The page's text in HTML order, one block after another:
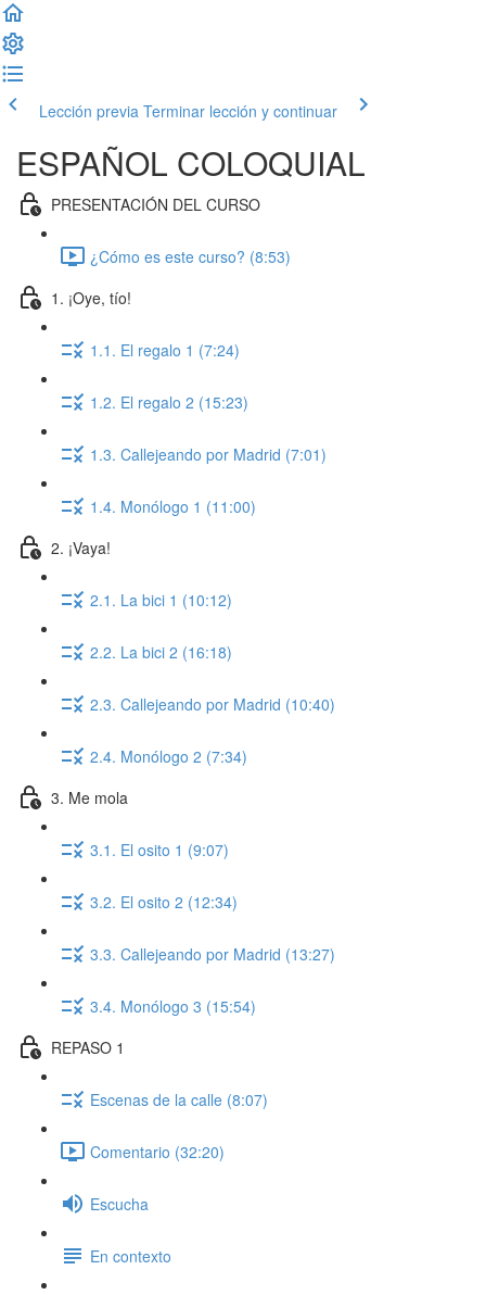
Lección previa Terminar lección y continuar
ESPAÑOL COLOQUIAL
PRESENTACIÓN DEL CURSO
¿Cómo es este curso? (8:53)
1. ¡Oye, tío!
1.1. El regalo 1 (7:24)
1.2. El regalo 2 (15:23)
1.3. Callejeando por Madrid (7:01)
1.4. Monólogo 1 (11:00)
2. ¡Vaya!
2.1. La bici 1 (10:12)
2.2. La bici 2 (16:18)
2.3. Callejeando por Madrid (10:40)
2.4. Monólogo 2 (7:34)
3. Me mola
3.1. El osito 1 (9:07)
3.2. El osito 2 (12:34)
3.3. Callejeando por Madrid (13:27)
3.4. Monólogo 3 (15:54)
REPASO 1
Escenas de la calle (8:07)
Comentario (32:20)
Escucha
En contexto